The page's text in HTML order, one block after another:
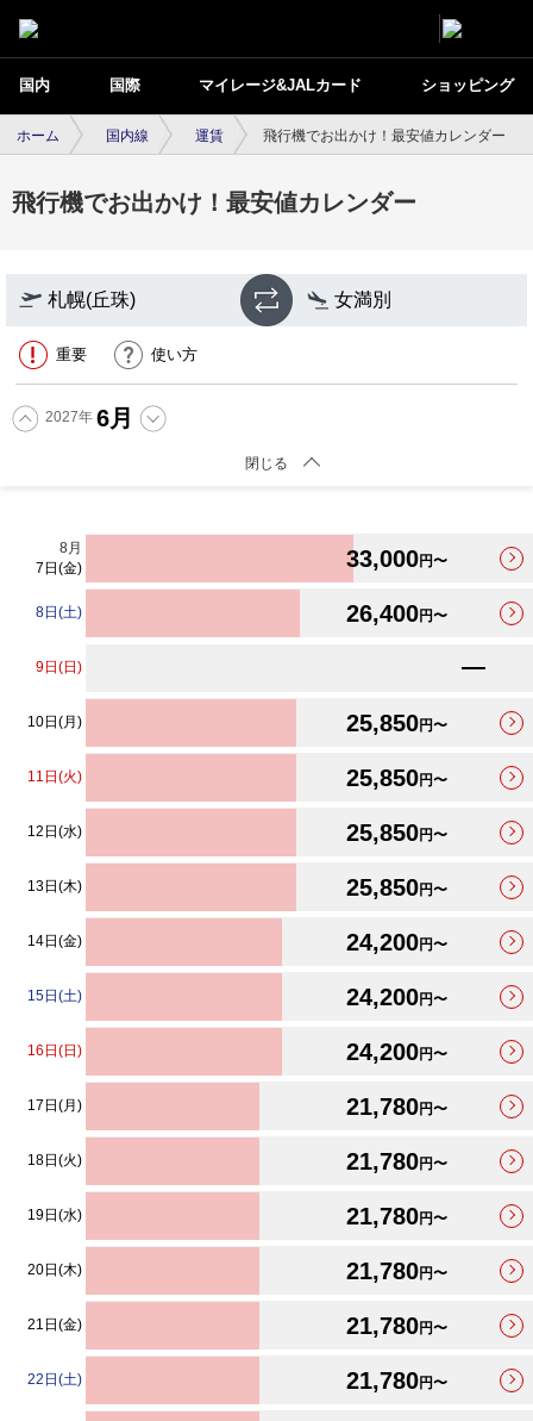
国内 国際 マイレージ&JALカード ショッピング
ホーム 国内線 運賃 飛行機でお出かけ！最安値カレンダー
飛行機でお出かけ！最安値カレンダー
札幌(丘珠) 女満別
重要 使い方
2027年 6月
閉じる
最安値カレンダーが更新されました。
8月
7日(金)
33,000円〜
8日(土) 26,400円〜
9日(日)
10日(月) 25,850円〜
11日(火) 25,850円〜
12日(水) 25,850円〜
13日(木) 25,850円〜
14日(金) 24,200円〜
15日(土) 24,200円〜
16日(日) 24,200円〜
17日(月) 21,780円〜
18日(火) 21,780円〜
19日(水) 21,780円〜
20日(木) 21,780円〜
21日(金) 21,780円〜
22日(土) 21,780円〜